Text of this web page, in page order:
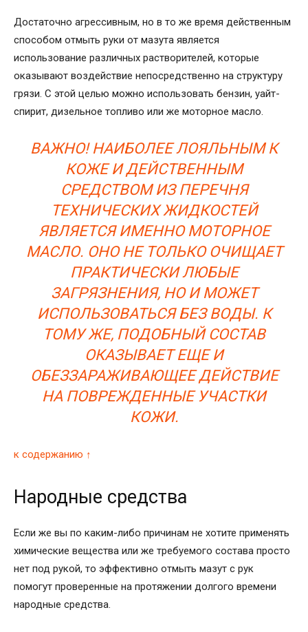
Достаточно агрессивным, но в то же время действенным
способом отмыть руки от мазута является
использование различных растворителей, которые
оказывают воздействие непосредственно на структуру
грязи. С этой целью можно использовать бензин, уайт-
спирит, дизельное топливо или же моторное масло.
ВАЖНО! НАИБОЛЕЕ ЛОЯЛЬНЫМ К
КОЖЕ И ДЕЙСТВЕННЫМ
СРЕДСТВОМ ИЗ ПЕРЕЧНЯ
ТЕХНИЧЕСКИХ ЖИДКОСТЕЙ
ЯВЛЯЕТСЯ ИМЕННО МОТОРНОЕ
МАСЛО. ОНО НЕ ТОЛЬКО ОЧИЩАЕТ
ПРАКТИЧЕСКИ ЛЮБЫЕ
ЗАГРЯЗНЕНИЯ, НО И МОЖЕТ
ИСПОЛЬЗОВАТЬСЯ БЕЗ ВОДЫ. К
ТОМУ ЖЕ, ПОДОБНЫЙ СОСТАВ
ОКАЗЫВАЕТ ЕЩЕ И
ОБЕЗЗАРАЖИВАЮЩЕЕ ДЕЙСТВИЕ
НА ПОВРЕЖДЕННЫЕ УЧАСТКИ
КОЖИ.
к содержанию ↑
Народные средства
Если же вы по каким-либо причинам не хотите применять
химические вещества или же требуемого состава просто
нет под рукой, то эффективно отмыть мазут с рук
помогут проверенные на протяжении долгого времени
народные средства.